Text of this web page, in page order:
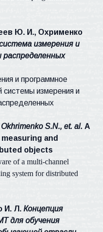
Ю. И., Охрименко
измерения и
и программное
системы измерения и
Okhrimenko S.N., et. al. A
and
objects
of a multi-channel
system for distributed
И. Л.Концепция
для обучения